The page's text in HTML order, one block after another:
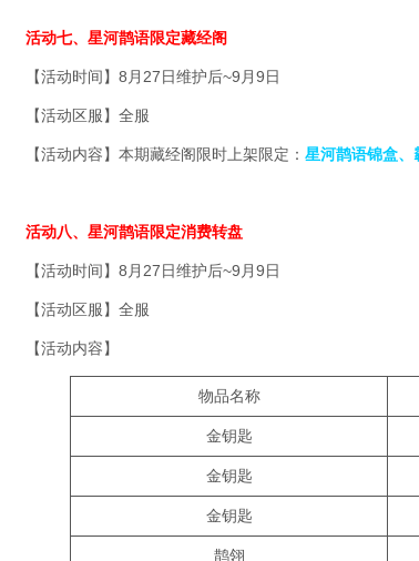
活动七、星河鹊语限定藏经阁
【活动时间】8月27日维护后~9月9日
【活动区服】全服
【活动内容】本期藏经阁限时上架限定： 星河鹊语锦盒、
活动八、星河鹊语限定消费转盘
【活动时间】8月27日维护后~9月9日
【活动区服】全服
【活动内容】
物品名称
金钥匙
金钥匙
金钥匙
鹊翎